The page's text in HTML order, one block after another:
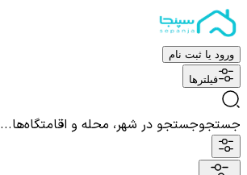
ورود یا ثبت نام
فیلترها
جستجوجستجو در شهر، محله و اقامتگاه‌ها...